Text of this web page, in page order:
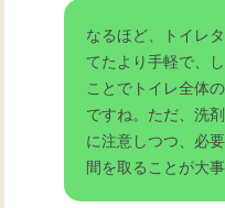
なるほど、トイレ
てたより手軽で、
ことでトイレ全体
ですね。ただ、洗
に注意しつつ、必
間を取ることが大事